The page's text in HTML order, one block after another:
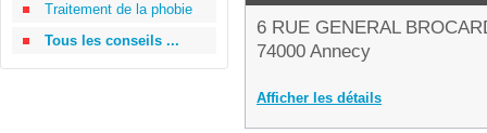
Traitement de la phobie
Tous les conseils ...
6 RUE GENERAL
74000 Annecy
Afficher les détails